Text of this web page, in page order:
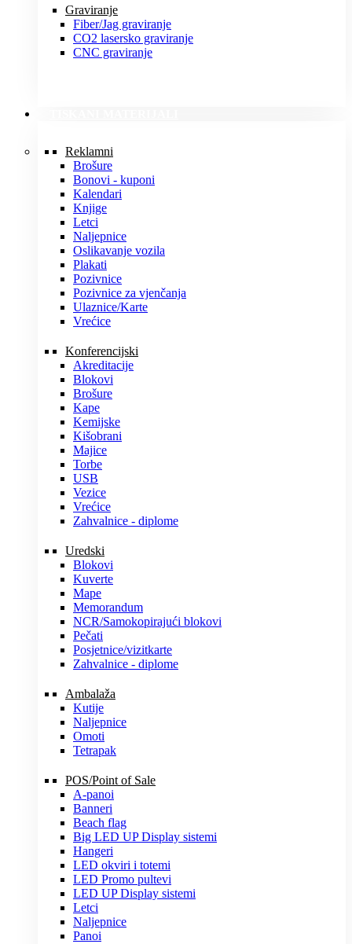
Graviranje
Fiber/Jag graviranje
CO2 lasersko graviranje
CNC graviranje
Reklamni
Brošure
Bonovi - kuponi
Kalendari
Knjige
Letci
Naljepnice
Oslikavanje vozila
Plakati
Pozivnice
Pozivnice za vjenčanja
Ulaznice/Karte
Vrećice
Konferencijski
Akreditacije
Blokovi
Brošure
Kape
Kemijske
Kišobrani
Majice
Torbe
USB
Vezice
Vrećice
Zahvalnice - diplome
Uredski
Blokovi
Kuverte
Mape
Memorandum
NCR/Samokopirajući blokovi
Pečati
Posjetnice/vizitkarte
Zahvalnice - diplome
Ambalaža
Kutije
Naljepnice
Omoti
Tetrapak
POS/Point of Sale
A-panoi
Banneri
Beach flag
Big LED UP Display sistemi
Hangeri
LED okviri i totemi
LED Promo pultevi
LED UP Display sistemi
Letci
Naljepnice
Panoi